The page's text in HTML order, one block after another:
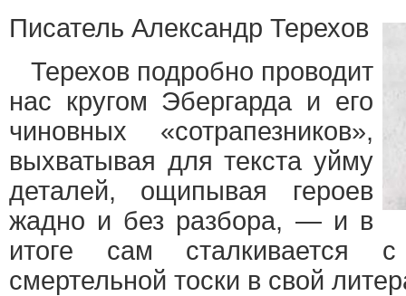
Писатель Александр Терехов
Терехов подробно проводит
нас кругом Эбергарда и его
чиновных «сотрапезников»,
выхватывая для текста уйму
деталей, ощипывая героев
жадно и без разбора, — и в
итоге сам сталкивается
смертельной тоски в свой